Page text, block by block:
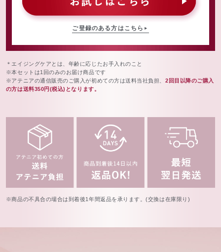
ご登録のある方はこちら
＊エイジングケアとは、年齢に応じたお手入れのこと
※本セットは1回のみのお届け商品です
※アテニアの通信販売のご購入が初めての方は送料当社負担、2回目以降のご購入
の方は送料350円(税込)となります。
※商品の不具合の場合は到着後1年間返品を承ります。(交換は在庫限り)